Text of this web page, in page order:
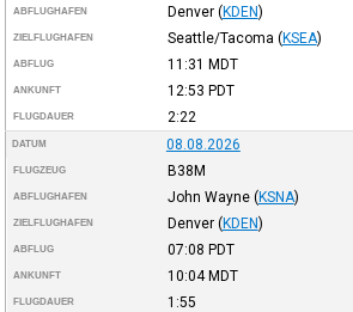
ABFLUGHAFEN Denver (KDEN)
ZIELFLUGHAFEN Seattle/Tacoma (KSEA)
ABFLUG 11:31 MDT
ANKUNFT 12:53 PDT
FLUGDAUER 2:22
DATUM 08.08.2026
FLUGZEUG B38M
ABFLUGHAFEN John Wayne (KSNA)
ZIELFLUGHAFEN Denver (KDEN)
ABFLUG 07:08 PDT
ANKUNFT 10:04MDT
FLUGDAUER 1:55